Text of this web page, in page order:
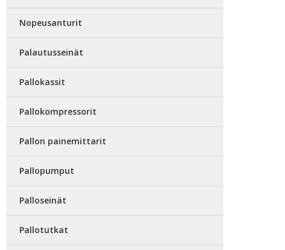
Nopeusanturit
Palautusseinät
Pallokassit
Pallokompressorit
Pallon painemittarit
Pallopumput
Palloseinät
Pallotutkat